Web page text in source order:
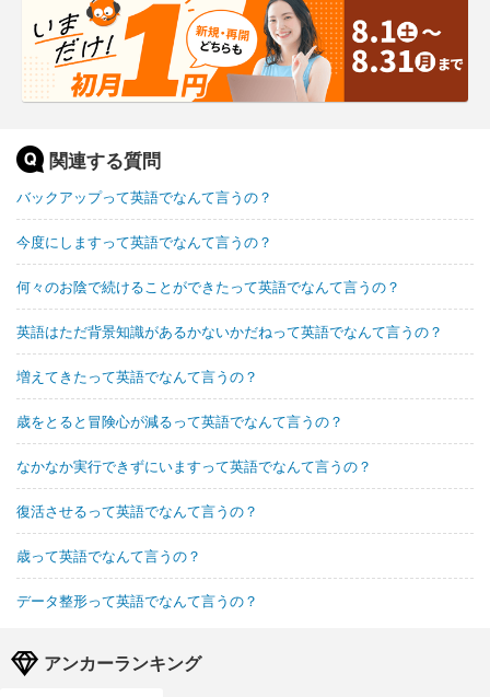
関連する質問
バックアップって英語でなんて言うの？
今度にしますって英語でなんて言うの？
何々のお陰で続けることができたって英語でなんて言うの？
英語はただ背景知識があるかないかだねって英語でなんて言うの？
増えてきたって英語でなんて言うの？
歳をとると冒険心が減るって英語でなんて言うの？
なかなか実行できずにいますって英語でなんて言うの？
復活させるって英語でなんて言うの？
歳って英語でなんて言うの？
データ整形って英語でなんて言うの？
アンカーランキング